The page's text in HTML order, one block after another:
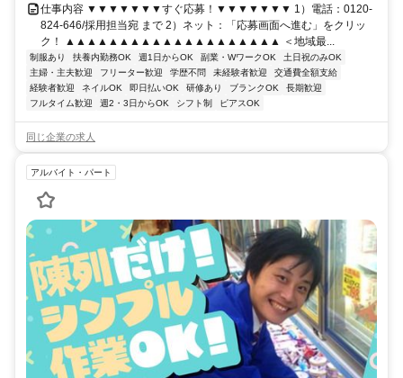
仕事内容 ▼▼▼▼▼▼▼すぐ応募！▼▼▼▼▼▼▼ 1）電話：0120-
824-646/採用担当宛 まで 2）ネット：「応募画面へ進む」をクリッ
ク！ ▲▲▲▲▲▲▲▲▲▲▲▲▲▲▲▲▲▲▲▲ ＜地域最...
制服あり 扶養内勤務OK 週1日からOK 副業・WワークOK
土日祝のみOK
主婦・主夫歓迎
フリーター歓迎 学歴不問 未経験者歓迎
交通費全額支給
経験者歓迎
ネイルOK 即日払いOK 研修あり ブランクOK
長期歓迎
フルタイム歓迎
週2・3日からOK シフト制 ピアスOK
同じ企業の求人
アルバイト・パート